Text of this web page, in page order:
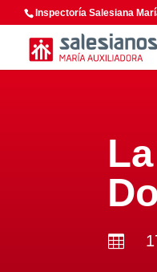
Inspectoría Salesiana
